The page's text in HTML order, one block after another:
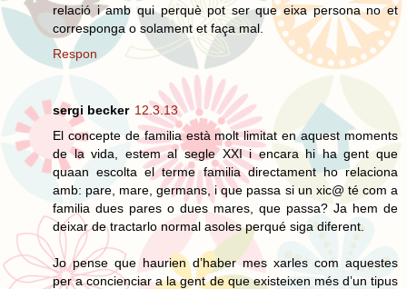
relació i amb qui perquè pot ser que eixa persona no et
corresponga o solament et faça mal.
Respon
sergi becker 12.3.13
El concepte de familia està molt limitat en aquest moments
de la vida, estem al segle XXI i encara hi ha gent que
quaan escolta el terme familia directament ho relaciona
amb: pare, mare, germans, i que passa si un xic@ té com a
familia dues pares o dues mares, que passa? Ja hem de
deixar de tractarlo normal asoles perqué siga diferent.
Jo pense que haurien d’haber mes xarles com aquestes
per a concienciar a la gent de que existeixen més d’un tipus